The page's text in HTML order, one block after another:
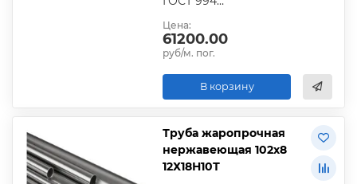
Цена:
61200.00
руб/м. пог.
В корзину
Труба жаропрочная
нержавеющая 102х8
12Х18Н10Т